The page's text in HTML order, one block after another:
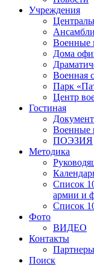
Учреждения
Военные
Дома
Военная
Парк
Центр
Гостиная
Военные
ПОЭЗИЯ
Методика
Список
армии и
Список
Фото
ВИДЕО
Контакты
Партнеры
Поиск